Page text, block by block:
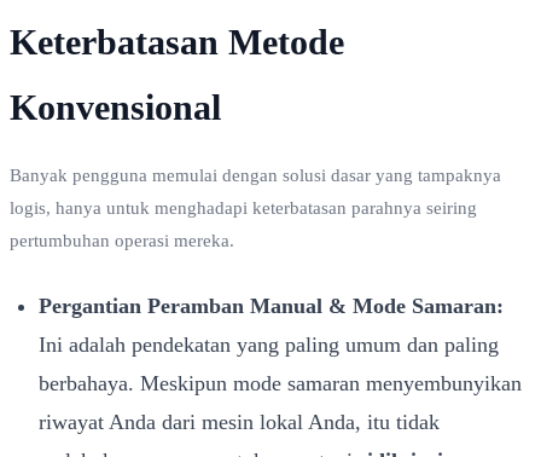
Keterbatasan Metode
Konvensional
Banyak pengguna memulai dengan solusi dasar yang tampaknya
logis, hanya untuk menghadapi keterbatasan parahnya seiring
pertumbuhan operasi mereka.
Pergantian Peramban Manual & Mode Samaran:
Ini adalah pendekatan yang paling umum dan paling
berbahaya. Meskipun mode samaran menyembunyikan
riwayat Anda dari mesin lokal Anda, itu tidak